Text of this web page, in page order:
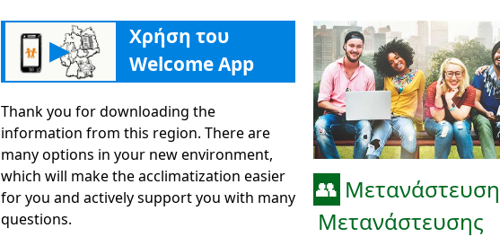
▶
Χρήση του
Welcome App
Thank you for downloading the
information from this region. There are
many options in your new environment,
which will make the acclimatization easier
for you and actively support you with many
questions.
👥
Μετανάστευσης